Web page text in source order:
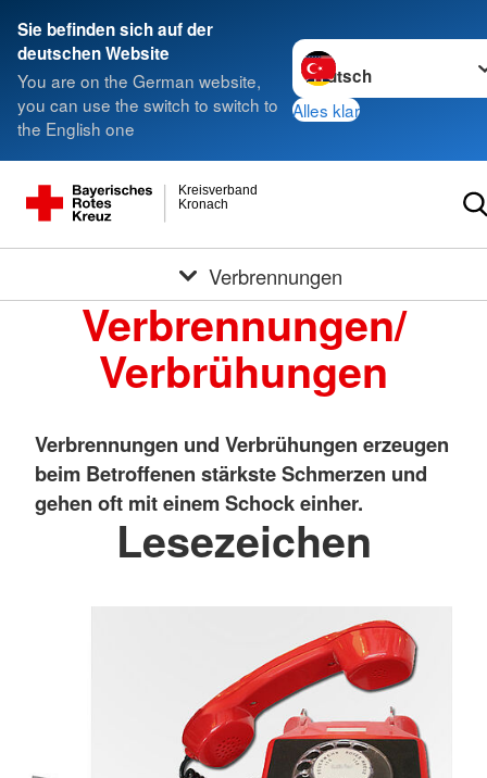
Sie befinden sich auf der
deutschen Website
You are on the German website,
you can use the switch to switch to
the English one
Sprache wechseln zu
Alles klar
Kronach
Kreisverband
Verbrennungen
Verbrennungen/
Verbrühungen
Verbrennungen und Verbrühungen erzeugen
beim Betroffenen stärkste Schmerzen und
gehen oft mit einem Schock einher.
Lesezeichen